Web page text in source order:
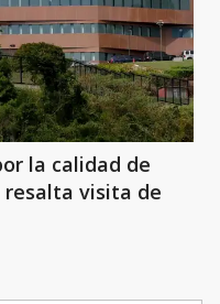
la calidad de
resalta visita de